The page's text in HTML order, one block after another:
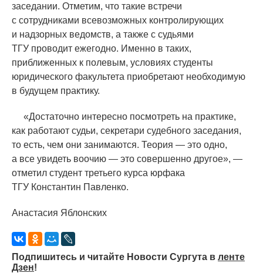
заседании. Отметим, что такие встречи
с сотрудниками всевозможных контролирующих
и надзорных ведомств, а также с судьями
ТГУ проводит ежегодно. Именно в таких,
приближенных к полевым, условиях студенты
юридического факультета приобретают необходимую
в будущем практику.
«Достаточно интересно посмотреть на практике,
как работают судьи, секретари судебного заседания,
то есть, чем они занимаются. Теория — это одно,
а все увидеть воочию — это совершенно другое», —
отметил студент третьего курса юрфака
ТГУ Константин Павленко.
Анастасия Яблонских
Подпишитесь и читайте Новости Сургута в ленте
Дзен!